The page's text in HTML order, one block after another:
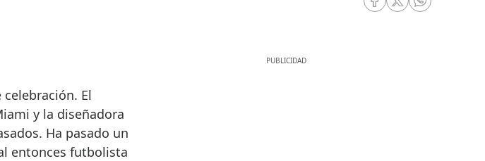
RRSS Facebook
RRSS Twitter
RRSS
celebración. El
y la diseñadora
Ha pasado un
entonces futbolista